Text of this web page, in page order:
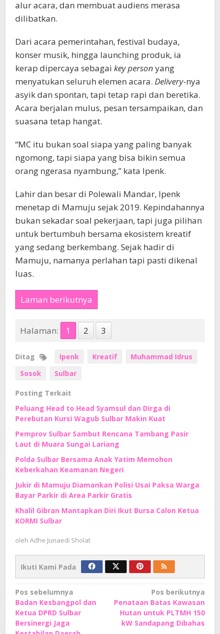
alur acara, dan membuat audiens merasa
dilibatkan.
Dari acara pemerintahan, festival budaya,
konser musik, hingga launching produk, ia
kerap dipercaya sebagai key person yang
menyatukan seluruh elemen acara. Delivery-nya
asyik dan spontan, tapi tetap rapi dan beretika.
Acara berjalan mulus, pesan tersampaikan, dan
suasana tetap hangat.
“MC itu bukan soal siapa yang paling banyak
ngomong, tapi siapa yang bisa bikin semua
orang ngerasa nyambung,” kata Ipenk.
Lahir dan besar di Polewali Mandar, Ipenk
menetap di Mamuju sejak 2019. Kepindahannya
bukan sekadar soal pekerjaan, tapi juga pilihan
untuk bertumbuh bersama ekosistem kreatif
yang sedang berkembang. Sejak hadir di
Mamuju, namanya perlahan tapi pasti dikenal
luas.
Laman berikutnya
Halaman: 1 2 3
Ditag Ipenk Kreatif
Muhammad Idrus
Sosok
Sulbar
Posting Terkait
Peluang Head to Head Syamsul dan Dirga di
Perebutan Kursi Wagub Sulbar Makin Kuat
Pemprov Sulbar Sambut Rencana Tambang Pasir
Laut di Muara Sungai Lariang
Polda Sulbar Bersama Anak Yatim Memohon
Keberkahan Keamanan Negeri
Jukir di Mamuju Diamankan Polisi Usai Paksa Warga
Bayar Parkir di Area Parkir Gratis
Khalil Gibran Mantapkan Diri Ikut Bursa Calon Ketua
KORMI Sulbar
oleh Adhe Junaedi Sholat
Ikuti Kami Pada
Navigasi
pos
Pos sebelumnya
Badan Kesbangpol dan
Ketua DPRD Sulbar
Bersinergi Jaga
Pos berikutnya
Penataan Batas Kawasan
Hutan untuk PLTMH 150
kW Sandapang Dibahas